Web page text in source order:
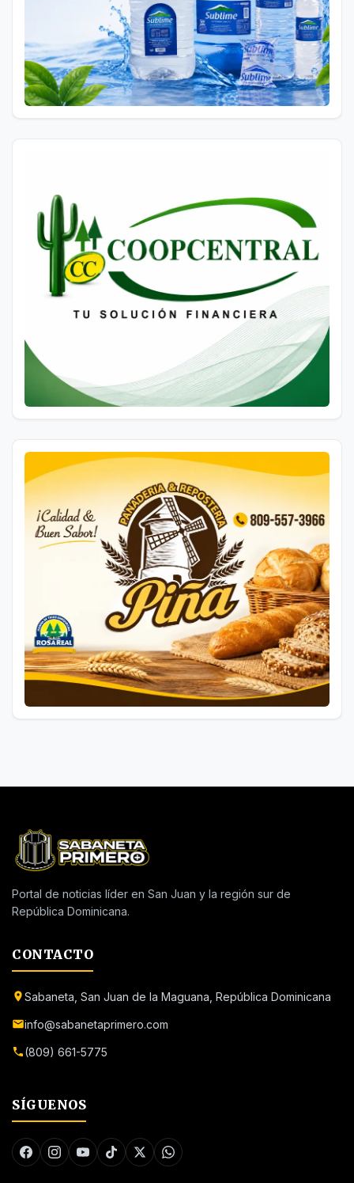
Portal de noticias líder en San Juan y la región sur de
República Dominicana.
CONTACTO
Sabaneta, San Juan de la Maguana, República Dominicana
info@sabanetaprimero.com
(809) 661-5775
SÍGUENOS